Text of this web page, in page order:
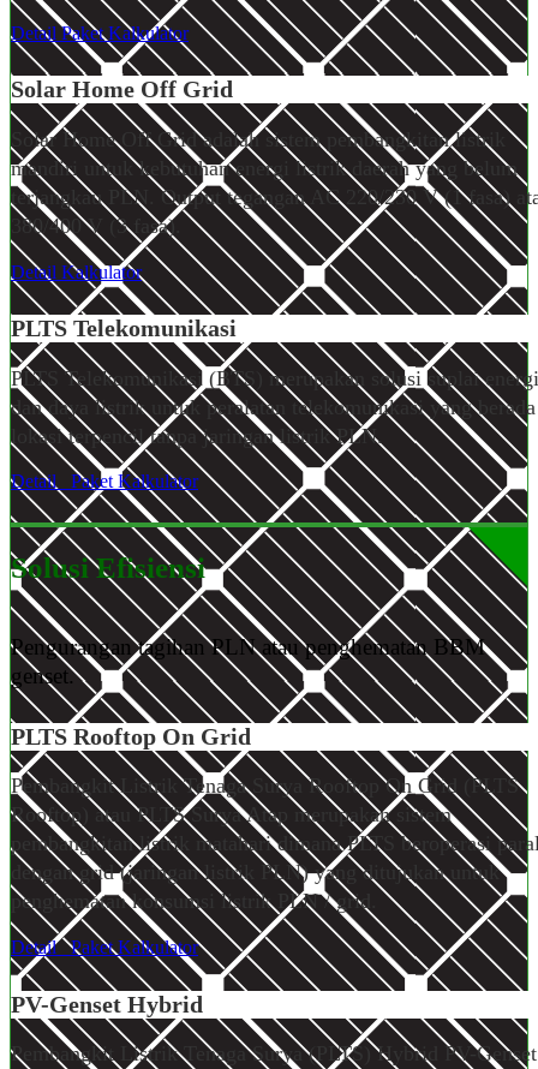
DetailPaketKalkulator
Solar Home Off Grid
Solar Home Off Grid adalah sistem pembangkitan listrik
mandiri untuk kebutuhan energi listrik daerah yang belum
terjangkau PLN. Output tegangan AC 220/230 V (1 fasa)
380/400 V (3 fasa).
Detail Kalkulator
PLTS Telekomunikasi
PLTS Telekomunikasi (BTS) merupakan solusi suplai energi
dan daya listrik untuk peralatan telekomunikasi yang
lokasi terpencil tanpa jaringan listrik PLN.
Detail Paket Kalkulator
Solusi Efisiensi
Pengurangan tagihan PLN atau penghematan BBM
genset.
PLTS Rooftop On Grid
Pembangkit Listrik Tenaga Surya Rooftop On Grid (PLTS
Rooftop) atau PLTS Surya Atap merupakan sistem
pembangkitan listrik matahari dimana PLTS beroperasi
dengan grid (jaringan listrik PLN) yang ditujukan untuk
penghematan konsumsi listrik PLN / grid.
DetailPaketKalkulator
PV-Genset Hybrid
Pembangkit Listrik Tenaga Surya (PLTS) Hybrid PV-Genset